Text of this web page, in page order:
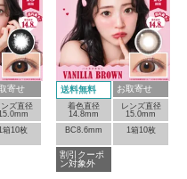
寄せ
ンズ直径
箱10枚
送料無料 お取寄せ
着色直径
14.8mm
レンズ直径
15.0mm
BC8.6mm
1箱10枚
割引クーポ
ン対象外